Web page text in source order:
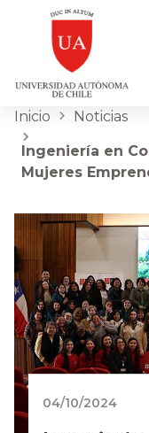
Inicio Noticias
Ingeniería en
Mujeres
04/10/2024